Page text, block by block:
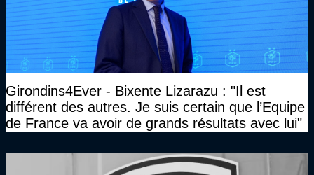
Girondins4Ever - Bixente Lizarazu : "Il est
différent des autres. Je suis certain que l’Equipe
de France va avoir de grands résultats avec lui"